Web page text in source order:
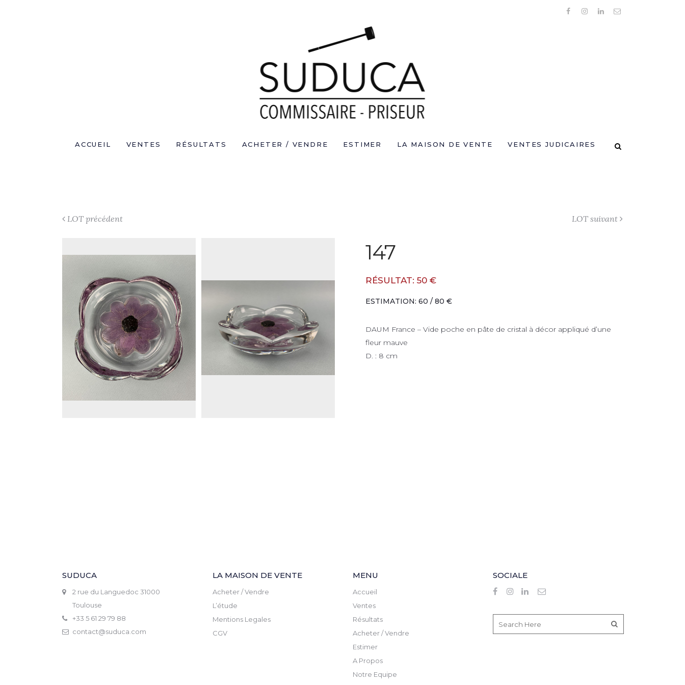
ACCUEIL VENTES RÉSULTATS ACHETER / VENDRE ESTIMER LA MAISON DE VENTE VENTES JUDICAIRES
LOT précédent LOT suivant
147
RÉSULTAT: 50 €
ESTIMATION: 60 / 80 €
DAUM France – Vide poche en pâte de cristal à décor appliqué d’une
fleur mauve
D. : 8 cm
SUDUCA
2 rue du Languedoc 31000
Toulouse
+33 5 61 29 79 88
contact@suduca.com
LA MAISON DE VENTE
Acheter / Vendre
L’étude
Mentions Legales
CGV
MENU
Accueil
Ventes
Résultats
Acheter / Vendre
Estimer
A Propos
Notre Equipe
SOCIALE